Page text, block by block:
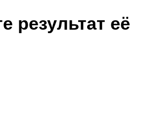
результат её